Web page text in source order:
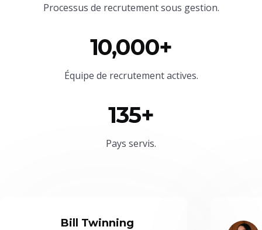
Processus de recrutement sous gestion.
10,000+
Équipe de recrutement actives.
135+
Pays servis.
Bill Twinning